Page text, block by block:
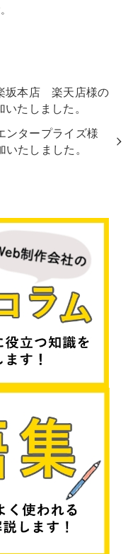
坂本店 楽天店様の
たしました。
ンタープライズ様
たしました。